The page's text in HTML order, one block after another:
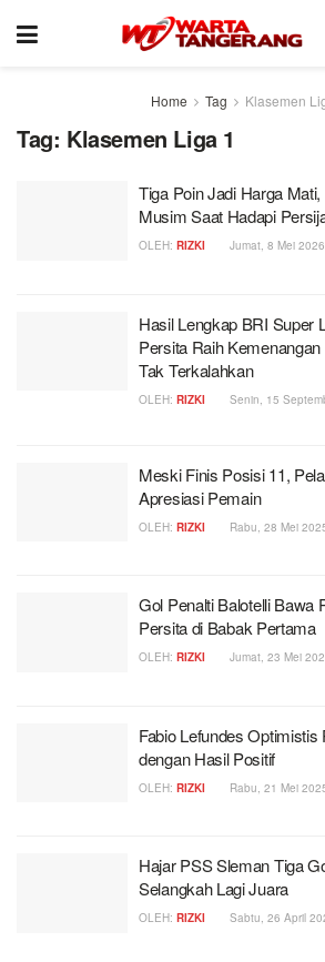
Home Tag Klasemen
Tag: Klasemen Liga 1
Tiga Poin Jadi Harga
Musim Saat Hadapi
OLEH: RIZKI Jumat, 8 Mei
Hasil Lengkap BRI Super
Persita Raih
Tak Terkalahkan
OLEH: RIZKI Senin, 15
Meski Finis Posisi 11,
Apresiasi Pemain
OLEH: RIZKI Rabu, 28 Mei
Gol Penalti Balotelli Bawa
Persita di Babak Pertama
OLEH: RIZKI Jumat, 23 Mei
Fabio Lefundes
dengan Hasil Positif
OLEH: RIZKI Rabu, 21 Mei
Hajar PSS Sleman Tiga
Selangkah Lagi Juara
OLEH: RIZKI Sabtu, 26 April